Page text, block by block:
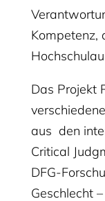
Kompetenz,
Das Projekt
aus den
Critical
DFG-
Geschlecht